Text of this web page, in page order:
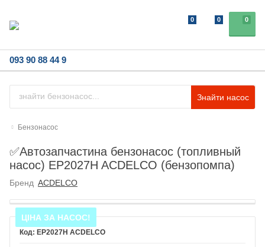
0
0 0
093 90 88 44 9
Знайти насос
Бензонасос
✅Автозапчастина бензонасос (топливный
насос) EP2027H ACDELCO (бензопомпа)
Бренд ACDELCO
ЦІНА ЗА НАСОС!
EP2027H ACDELCO